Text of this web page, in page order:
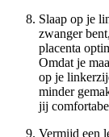
Slaap op je
zwanger
placenta
Omdat je
op je
minder
jij
Vermijd een